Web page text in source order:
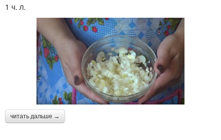
1 ч. л.
читать дальше →